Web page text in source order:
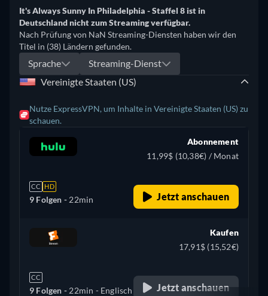
It's Always Sunny In Philadelphia - Staffel 8 ist in
Deutschland nicht zum Streaming verfügbar.
Nach Prüfung von NaN Streaming-Diensten haben wir den
Titel in (38) Ländern gefunden.
Sprache
Streaming-Dienst
Vereinigte Staaten (US)
Nutze ExpressVPN, um Inhalte in Vereinigte Staaten (US) zu
schauen.
CC HD
9 Folgen - 22min
Abonnement
11,99$ (10,38€) / Monat
Jetzt anschauen
CC
9 Folgen - 22min - Englisch
Kaufen
17,91$ (15,52€)
Jetzt anschauen